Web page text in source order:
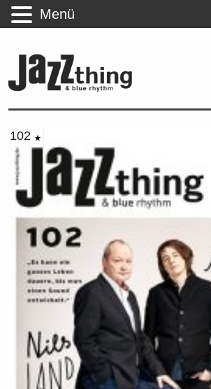
102
Menü